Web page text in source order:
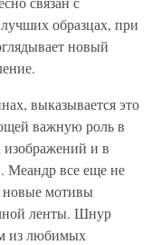
образцах, при
новый
выказывается это
важную роль в
и в
Меандр все еще не
новые мотивы
ленты. Шнур
из любимых